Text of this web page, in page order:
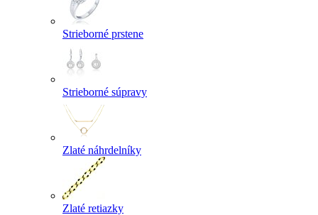
Strieborné prstene
Strieborné súpravy
Zlaté náhrdelníky
Zlaté retiazky